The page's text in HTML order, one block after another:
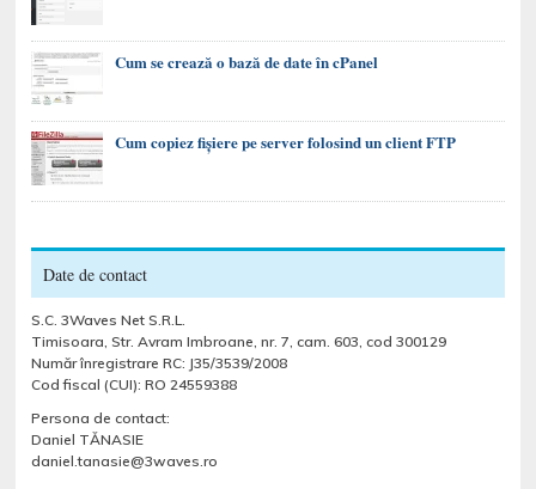
Cum se crează o bază de date în cPanel
Cum copiez fișiere pe server folosind un client FTP
Date de contact
S.C. 3Waves Net S.R.L.
Timisoara, Str. Avram Imbroane, nr. 7, cam. 603, cod 300129
Număr înregistrare RC: J35/3539/2008
Cod fiscal (CUI): RO 24559388
Persona de contact:
Daniel TĂNASIE
daniel.tanasie@3waves.ro